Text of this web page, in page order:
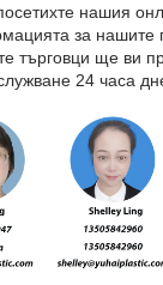
нашия
за нашите
търговци ще ви
24 часа